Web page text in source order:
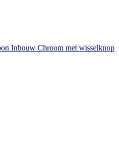
Inbouw Chroom met wisselknop